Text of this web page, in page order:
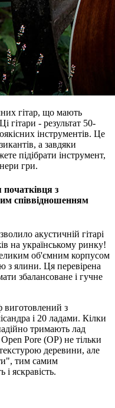
гітар, що мають
гітари - результат 50-
інструментів. Це
а завдяки
підібрати інструмент,
гри.
з
співвідношенням
акустичній гітарі
на українському ринку!
об'ємним корпусом
з ялини. Ця перевірена
збалансоване і гучне
виготовлений з
і 20 ладами. Кілки
тримають лад
Pore (OP) не тільки
деревини, але
тим самим
яскравість.